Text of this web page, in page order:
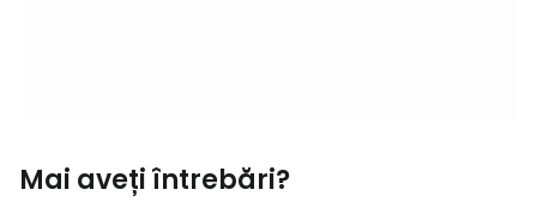
Mai aveți întrebări?